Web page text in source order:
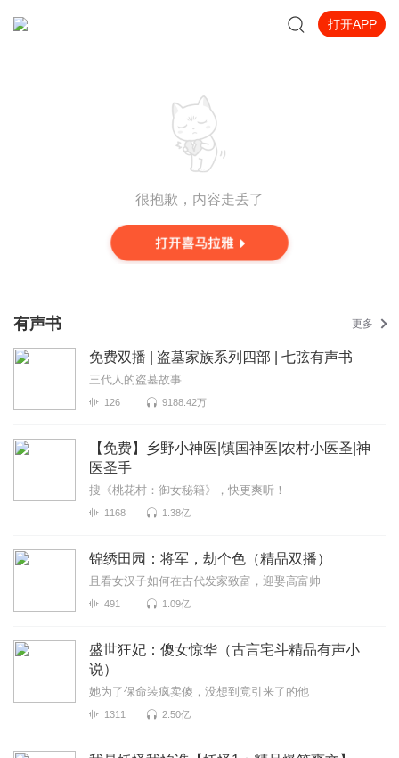
打开APP
很抱歉，内容走丢了
有声书 更多
免费双播 | 盗墓家族系列四部 | 七弦有声书
三代人的盗墓故事
126 9188.42万
【免费】乡野小神医|镇国神医|农村小医圣|神
医圣手
搜《桃花村：御女秘籍》，快更爽听！
1168 1.38亿
锦绣田园：将军，劫个色（精品双播）
且看女汉子如何在古代发家致富，迎娶高富帅
491 1.09亿
盛世狂妃：傻女惊华（古言宅斗精品有声小
说）
她为了保命装疯卖傻，没想到竟引来了的他
1311 2.50亿